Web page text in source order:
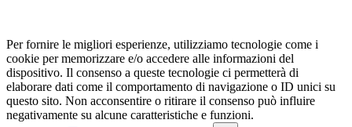
Per fornire le migliori esperienze, utilizziamo tecnologie come i
cookie per memorizzare e/o accedere alle informazioni del
dispositivo. Il consenso a queste tecnologie ci permetterà di
elaborare dati come il comportamento di navigazione o ID unici su
questo sito. Non acconsentire o ritirare il consenso può influire
negativamente su alcune caratteristiche e funzioni.